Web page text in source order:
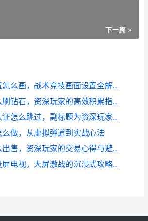
下一篇 »
**和平精英设置怎么画，战术竞技画面设置全解析**
**王者荣耀怎么刷钻石，资深玩家的高效积累指南，副标题，全面解析免费钻石获取之道**
和平精英实名认证怎么跳过，副标题为资深玩家的坦诚之言与郑重提醒
做，从虚拟弹道到实战心法
王者荣耀号怎么出售，资深玩家的交易心得与避坑指南
王者荣耀怎么投屏电视，大屏激战的沉浸式攻略，副标题，资深玩家分享投屏实战心得与技巧